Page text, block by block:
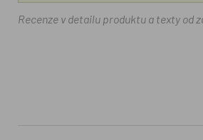
Recenze v detailu produktu a texty od